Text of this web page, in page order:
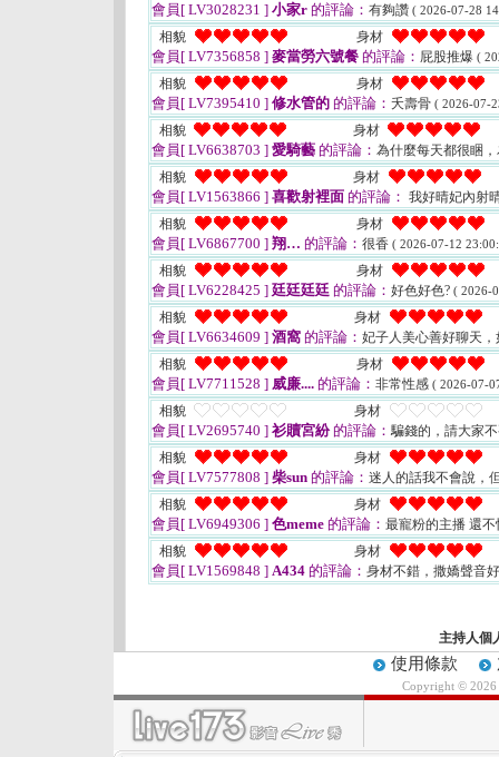
會員[ LV3028231 ] 小家r 的評論： 有夠讚 ( 2026-07-28
相貌 身材
會員[ LV7356858 ] 麥當勞六號餐 的評論： 屁股推爆 (
相貌 身材
會員[ LV7395410 ] 修水管的 的評論： 夭壽骨 ( 2026-07-
相貌 身材
會員[ LV6638703 ] 愛騎藝 的評論： 為什麼每天都很睏
相貌
身材
會員[ LV1563866 ] 喜歡射裡面 的評論： 我好晴妃內射
相貌
身材
會員[ LV6867700 ] 翔… 的評論： 很香 ( 2026-07-12
相貌 身材
會員[ LV6228425 ] 廷廷廷廷 的評論： 好色好色? ( 2026-
相貌 身材
會員[ LV6634609 ] 酒窩 的評論： 妃子人美心善好聊天
相貌
身材
會員[ LV7711528 ] 威廉.... 的評論： 非常性感 ( 2026-07-
相貌 身材
會員[ LV2695740 ] 衫贖宮紛的評論：騙錢的，請大家
相貌
身材
會員[ LV7577808 ] 柴sun 的評論： 迷人的話我不會說，
相貌
身材
會員[ LV6949306 ] 色meme 的評論： 最寵粉的主播 還
相貌
身材
會員[ LV1569848 ] A434 的評論： 身材不錯，撒嬌聲音
主持人個
使用條款
Copyright ©